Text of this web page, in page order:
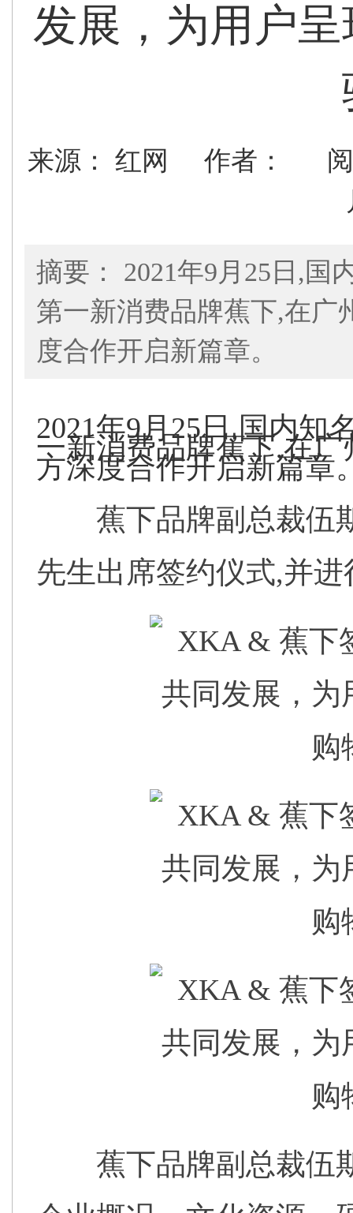
发展，为用户
来源： 红网作者：
摘要： 2021年9月25日,
第一新消费品牌蕉下,在广
度合作开启新篇章。
2021年9月25日,国内知
一新消费品牌蕉下,在
方深度合作开启新篇章
蕉下品牌副总裁伍
先生出席签约仪式,并
蕉下品牌副总裁伍